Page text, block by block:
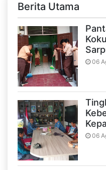
Berita Utama
06
06